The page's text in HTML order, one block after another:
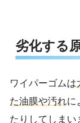
劣化する
ワイパーゴムは
た油膜や汚れに
たりしてしまい